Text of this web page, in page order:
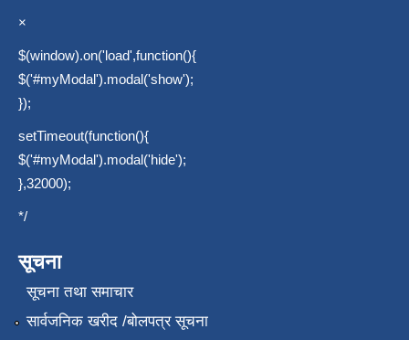
×
$(window).on('load',function(){
$('#myModal').modal('show');
});
setTimeout(function(){
$('#myModal').modal('hide');
},32000);
*/
सूचना
सूचना तथा समाचार
सार्वजनिक खरीद /बोलपत्र सूचना